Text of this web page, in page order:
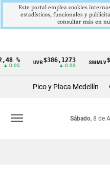
Cintillo
Colombia
% UVR$386,1273
▲ 0.03
SMMLV
Pico y Placa Medellín
Sábado, 8 de
menu
Este portal emplea cookies
estadísticos, funcionales y
consultar más en